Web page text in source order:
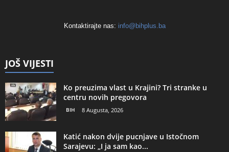
Kontaktirajte nas: info@bihplus.ba
JOŠ VIJESTI
Ko preuzima vlast u Krajini? Tri stranke u
centru novih pregovora
BIH 8 Augusta, 2026
Katić nakon dvije pucnjave u Istočnom
Sarajevu: „I ja sam kao...